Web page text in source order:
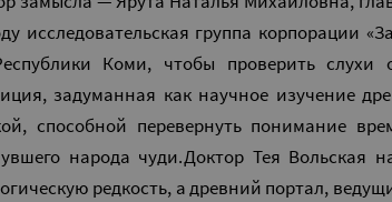
исследовательская группа корпорации
Коми, чтобы проверить слухи
задуманная как научное изучение
способной перевернуть понимание
народа чуди.Доктор Тея Вольская
редкость, а древний портал,